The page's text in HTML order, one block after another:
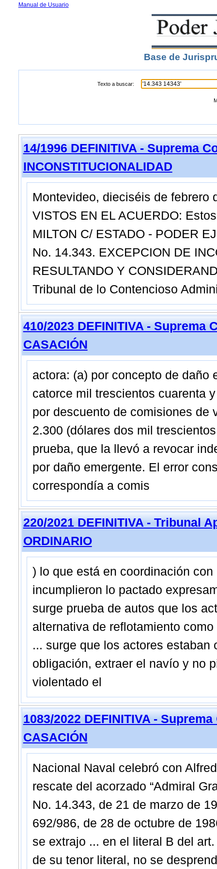
Manual de Usuario
Base de
Texto a buscar:
14/1996 DEFINITIVA - Suprema
INCONSTITUCIONALIDAD
Montevideo, dieciséis de febrero
VISTOS EN EL ACUERDO:
MILTON C/ ESTADO - PODER
No. 14.343. EXCEPCION DE
RESULTANDO Y
Tribunal de lo Contencioso
410/2023 DEFINITIVA - Suprema
CASACIÓN
actora: (a) por concepto de daño
catorce mil trescientos cuarenta
por descuento de comisiones de
2.300 (dólares dos mil
prueba, que la llevó a revocar
por daño emergente. El error
correspondía a comis
220/2021 DEFINITIVA - Tribunal
ORDINARIO
) lo que está en coordinación
incumplieron lo pactado
surge prueba de autos que los
alternativa de reflotamiento
... surge que los actores
obligación, extraer el navío y no
violentado el
1083/2022 DEFINITIVA -
CASACIÓN
Nacional Naval celebró con
rescate del acorzado “Admiral
No. 14.343, de 21 de marzo de
692/986, de 28 de octubre de
se extrajo ... en el literal B del
de su tenor literal, no se